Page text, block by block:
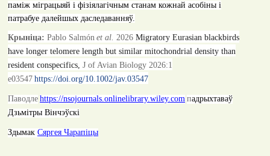
паміж міграцыяй і фізіялагічным станам кожнай асобіны і
патрабуе далейшых даследаванняў.
Крыніца: Pablo Salmón et al. 2026 Migratory Eurasian blackbirds
have longer telomere length but similar mitochondrial density than
resident conspecifics, J of Avian Biology 2026:1
e03547 https://doi.org/10.1002/jav.03547
Паводле https://nsojournals.onlinelibrary.wiley.com падрыхтаваў
Дзьмітры Вінчэўскі
Здымак Сяргея Чарапіцы